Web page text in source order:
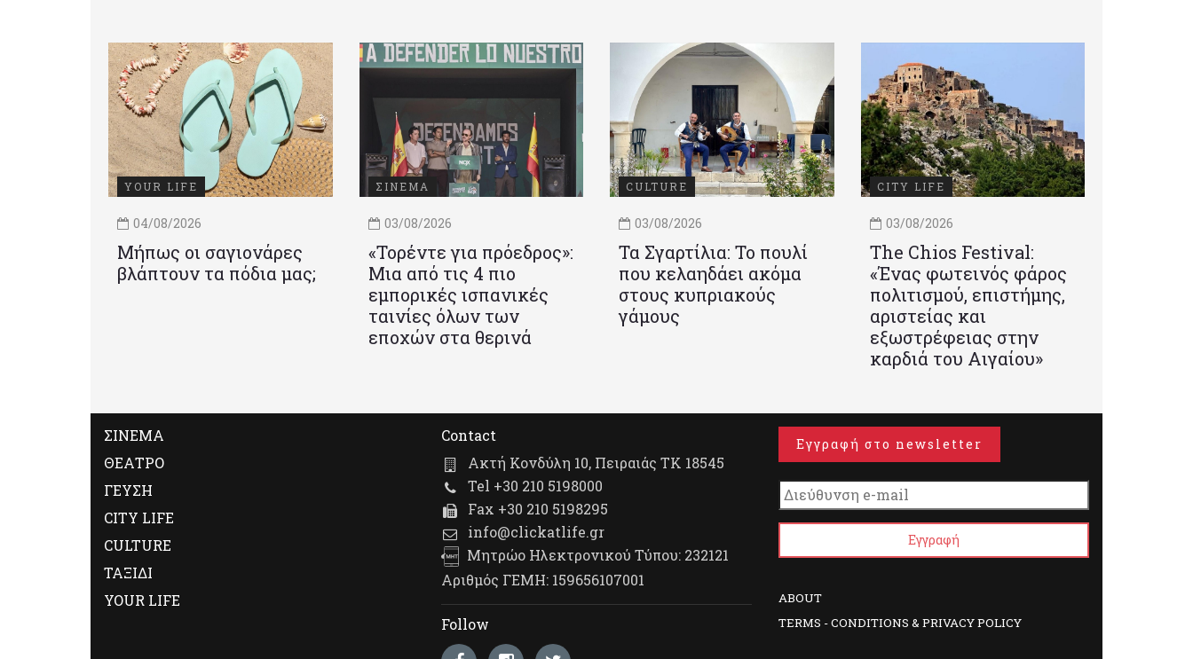
YOUR LIFE
04/08/2026
Μήπως οι σαγιονάρες
βλάπτουν τα πόδια μας;
ΣΙΝΕΜΑ
03/08/2026
«Τορέντε για πρόεδρος»:
Mια από τις 4 πιο
εμπορικές ισπανικές
ταινίες όλων των
εποχών στα θερινά
CULTURE
03/08/2026
Τα Σγαρτίλια: Το πουλί
που κελαηδάει ακόμα
στους κυπριακούς
γάμους
CITY LIFE
03/08/2026
Τhe Chios Festival:
«Ένας φωτεινός φάρος
πολιτισμού, επιστήμης,
αριστείας και
εξωστρέφειας στην
καρδιά του Αιγαίου»
ΣΙΝΕΜΑ
ΘΕΑΤΡΟ
ΓΕΥΣΗ
CITY LIFE
CULTURE
ΤΑΞΙΔΙ
YOUR LIFE
Contact
Ακτή Κονδύλη 10, Πειραιάς ΤΚ 18545
Tel +30 210 5198000
Fax +30 210 5198295
info@clickatlife.gr
Μητρώο Ηλεκτρονικού Τύπου: 232121
Αριθμός ΓΕΜΗ: 159656107001
Follow
Εγγραφή στο newsletter
ABOUT
TERMS - CONDITIONS & PRIVACY POLICY